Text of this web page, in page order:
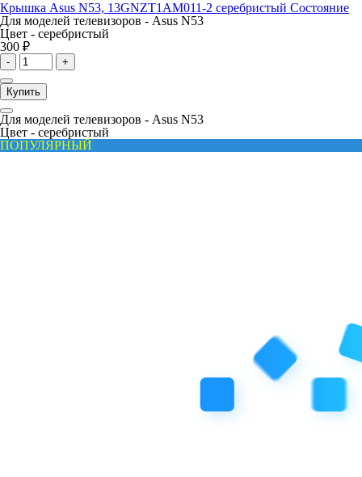
Крышка Asus N53, 13GNZT1AM011-2 серебристый Состояние
Для моделей телевизоров - Asus N53
Цвет - серебристый
300 ₽
- +
Купить
Для моделей телевизоров - Asus N53
Цвет - серебристый
ПОПУЛЯРНЫЙ